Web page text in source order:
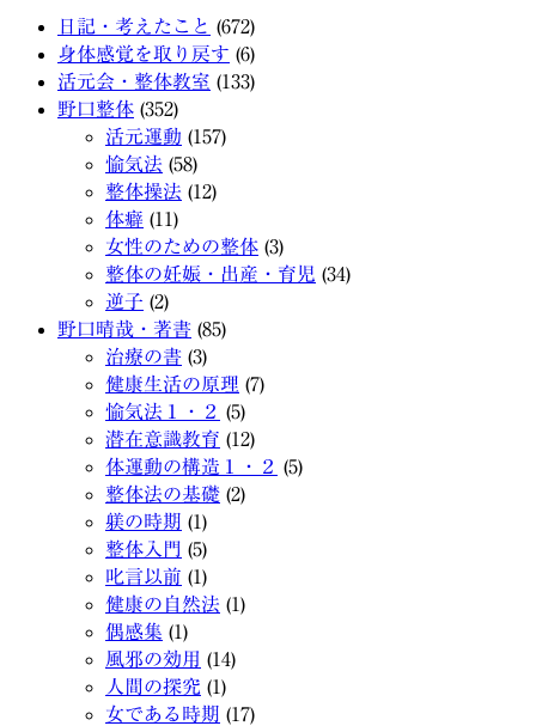
日記・考えたこと (672)
身体感覚を取り戻す (6)
活元会・整体教室 (133)
野口整体 (352)
活元運動 (157)
愉気法 (58)
整体操法 (12)
体癖 (11)
女性のための整体 (3)
整体の妊娠・出産・育児 (34)
逆子 (2)
野口晴哉・著書 (85)
治療の書 (3)
健康生活の原理 (7)
愉気法１・２ (5)
潜在意識教育 (12)
体運動の構造１・２ (5)
整体法の基礎 (2)
躾の時期 (1)
整体入門 (5)
叱言以前 (1)
健康の自然法 (1)
偶感集 (1)
風邪の効用 (14)
人間の探究 (1)
女である時期 (17)